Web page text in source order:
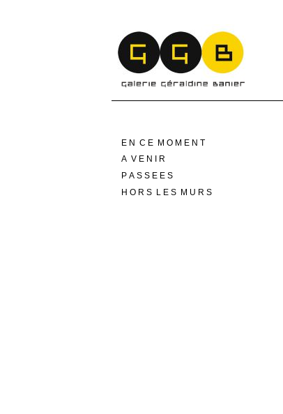
E N C E M O M E N T
A V E N I R
P A S S E E S
H O R S L E S M U R S